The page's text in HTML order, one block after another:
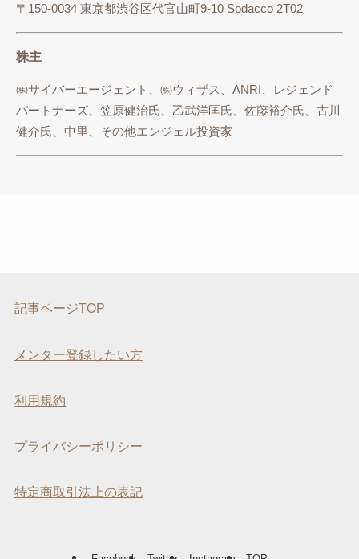
〒150-0034 東京都渋谷区代官山町9-10 Sodacco 2T02
株主
㈱サイバーエージェント、㈱ウィザス、ANRI、レジェンド
パートナーズ、笠原健治氏、乙武洋匡氏、佐藤裕介氏、古川
健介氏、中里、その他エンジェル投資家
記事ページTOP
メンター登録したい方
利用規約
プライバシーポリシー
特定商取引法上の表記